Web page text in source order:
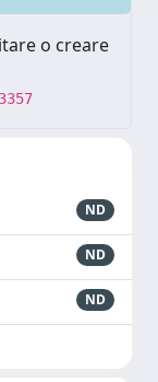
o creare
ND
ND
ND